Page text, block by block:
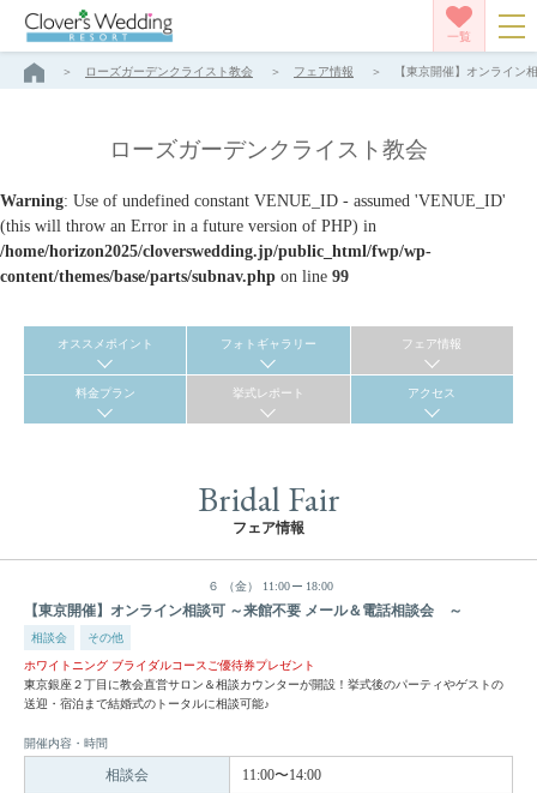
一覧
ローズガーデンクライスト教会 フェア情報 【東京開催】オンライ
ローズガーデンクライスト教会
Warning: Use of undefined constant VENUE_ID - assumed 'VENUE_ID'
(this will throw an Error in a future version of PHP) in
/home/horizon2025/cloverswedding.jp/public_html/fwp/wp-
content/themes/base/parts/subnav.php on line 99
オススメポイント フォトギャラリー フェア情報
料金プラン 挙式レポート アクセス
Bridal Fair
フェア情報
６ （金） 11:00 18:00
【東京開催】オンライン相談可 ～来館不要 メール＆電話相談会 ～
相談会 その他
ホワイトニング ブライダルコースご優待券プレゼント
東京銀座２丁目に教会直営サロン＆相談カウンターが開設！挙式後のパーティやゲストの
送迎・宿泊まで結婚式のトータルに相談可能♪
開催内容・時間
相談会 11:00〜14:00